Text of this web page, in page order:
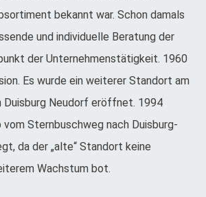
bekannt war. Schon damals
und individuelle Beratung der
der Unternehmenstätigkeit. 1960
Es wurde ein weiterer Standort am
Duisburg Neudorf eröffnet. 1994
Sternbuschweg nach Duisburg-
da der „alte“ Standort keine
Wachstum bot.